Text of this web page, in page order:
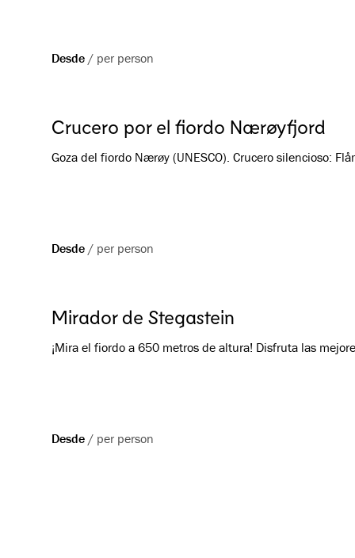
Desde / per person
Crucero por el fiordo Nærøyfjord
Goza del fiordo Nærøy (UNESCO). Crucero silencioso:
Desde / per person
Mirador de Stegastein
¡Mira el fiordo a 650 metros de altura! Disfruta las
Desde / per person